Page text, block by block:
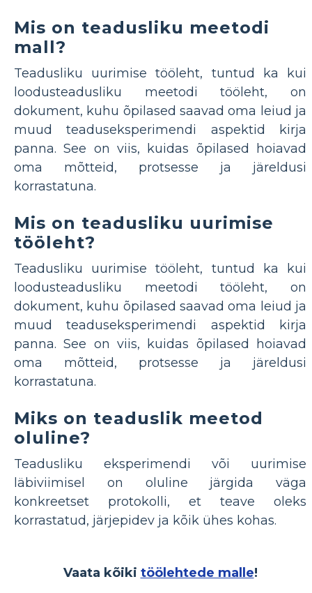
Mis on teadusliku meetodi
mall?
Teadusliku uurimise tööleht, tuntud ka kui
loodusteadusliku meetodi tööleht, on
dokument, kuhu õpilased saavad oma leiud ja
muud teaduseksperimendi aspektid kirja
panna. See on viis, kuidas õpilased hoiavad
oma mõtteid, protsesse ja järeldusi
korrastatuna.
Mis on teadusliku uurimise
tööleht?
Teadusliku uurimise tööleht, tuntud ka kui
loodusteadusliku meetodi tööleht, on
dokument, kuhu õpilased saavad oma leiud ja
muud teaduseksperimendi aspektid kirja
panna. See on viis, kuidas õpilased hoiavad
oma mõtteid, protsesse ja järeldusi
korrastatuna.
Miks on teaduslik meetod
oluline?
Teadusliku eksperimendi või uurimise
läbiviimisel on oluline järgida väga
konkreetset protokolli, et teave oleks
korrastatud, järjepidev ja kõik ühes kohas.
Vaata kõiki töölehtede malle!